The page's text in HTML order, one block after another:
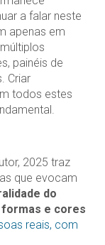
a falar neste
apenas em
painéis de
Criar
todos estes
2025 traz
que evocam
do
formas e cores
reais, com